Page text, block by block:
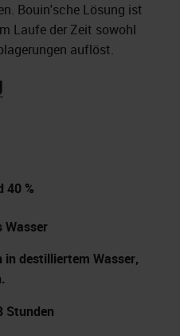
Bouin'sche Lösung ist
Laufe der Zeit sowohl
auflöst.
40 %
Wasser
in destilliertem Wasser,
Stunden